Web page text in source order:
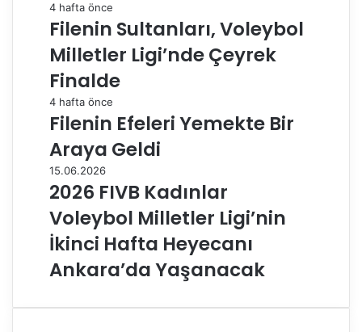
4 hafta önce
Filenin Sultanları, Voleybol
Milletler Ligi’nde Çeyrek
Finalde
4 hafta önce
Filenin Efeleri Yemekte Bir
Araya Geldi
15.06.2026
2026 FIVB Kadınlar
Voleybol Milletler Ligi’nin
İkinci Hafta Heyecanı
Ankara’da Yaşanacak